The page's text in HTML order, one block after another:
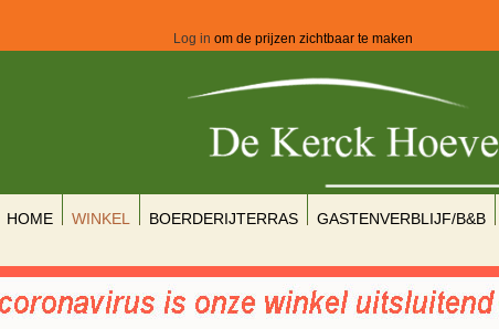
Log in om de prijzen zichtbaar te maken
HOME WINKEL BOERDERIJTERRAS GASTENVERBLIJF/B&B